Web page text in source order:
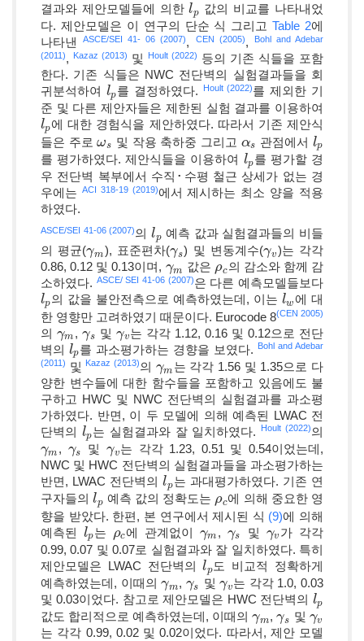
결과와 제안모델들에 의한lp
lp 값의 비교를 나타내었
다. 제안모델은 이 연구의 단순 식 그리고Table 2에
나타낸ASCE/SEI 41- 06 (2007), CEN (2005),
Bohl and Adebar
(2011), Kazaz (2013) 및 Hoult (2022) 등의 기존 식들을 포함
한다. 기존 식들은 NWC 전단벽의 실험결과들을 회
귀분석하여 lp
lp를 결정하였다. Hoult (2022)를 제외한 기
준 및 다른 제안자들은 제한된 실험 결과를 이용하여
lp
lp에 대한 경험식을 제안하였다. 따라서 기존 제안식
들은 주로ωs
ωs 및 작용 축하중 그리고 αs
αs 관점에서 lp
lp
를 평가하였다. 제안식들을 이용하여 lp
lp 를 평가할 경
우 전단벽 복부에서 수직･수평 철근 상세가 없는 경
우에는 ACI 318-19 (2019)에서 제시하는 최소 양을 적용
하였다.
ASCE/SEI 41-06 (2007)의lp
lp 예측 값과 실험결과들의 비들
의 평균(γm
γm), 표준편차(γs
γs) 및 변동계수(γv
γv)는 각각
0.86, 0.12 및 0.13이며, γm
γm 값은 ρc
ρc의 감소와 함께 감
소하였다. ASCE/ SEI 41-06 (2007)은 다른 예측모델들보다
lp
lp의 값을 불안전측으로 예측하였는데, 이는 lw
lw에 대
한 영향만 고려하였기 때문이다. Eurocode 8(CEN 2005)
의 γm
γm ,γs
γs 및γv
γv는 각각 1.12, 0.16 및 0.12으로 전단
벽의 lp
lp를 과소평가하는 경향을 보였다. Bohl and Adebar
(2011) 및 Kazaz (2013)의 γm
γm 는 각각 1.56 및 1.35으로 다
양한 변수들에 대한 함수들을 포함하고 있음에도 불
구하고 HWC 및 NWC 전단벽의 실험결과를 과소평
가하였다. 반면, 이 두 모델에 의해 예측된 LWAC 전
단벽의 lp
lp는 실험결과와 잘 일치하였다. Hoult (2022)의
γm
γm , γs
γs 및γv
γv는 각각 1.23, 0.51 및 0.54이었는데,
NWC 및 HWC 전단벽의 실험결과들을 과소평가하는
반면, LWAC 전단벽의lp
lp 는 과대평가하였다. 기존 연
구자들의lp
lp 예측 값의 정확도는 ρc
ρc에 의해 중요한 영
향을 받았다. 한편, 본 연구에서 제시된 식 (9)에 의해
예측된 lp
lp는 ρc
ρc에 관계없이 γm
γm ,γs
γs 및 γv
γv가 각각
0.99, 0.07 및 0.07로 실험결과와 잘 일치하였다. 특히
제안모델은 LWAC 전단벽의lp
lp 도 비교적 정확하게
예측하였는데, 이때의γm
γm, γs
γs 및γv
γv는 각각 1.0, 0.03
및 0.03이었다. 참고로 제안모델은 HWC 전단벽의 lp
lp
값도 합리적으로 예측하였는데, 이때의γm
γm,γs
γs 및 γv
γv
는 각각 0.99, 0.02 및 0.02이었다. 따라서, 제안 모델